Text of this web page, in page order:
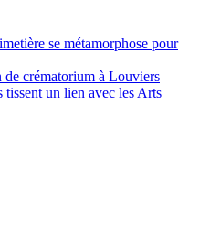
se métamorphose pour
crématorium à Louviers
tissent un lien avec les Arts